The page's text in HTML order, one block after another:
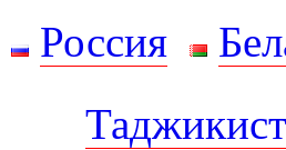
Россия